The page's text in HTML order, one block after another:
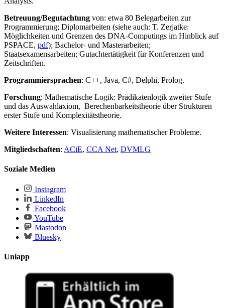
Betreuung/Begutachtung von: etwa 80 Belegarbeiten zur
Programmierung; Diplomarbeiten (siehe auch: T. Zerjatke:
Möglichkeiten und Grenzen des DNA-Computings im Hinblick auf
PSPACE, pdf); Bachelor- und Masterarbeiten;
Staatsexamensarbeiten; Gutachtertätigkeit für Konferenzen und
Zeitschriften.
Programmiersprachen: C++, Java, C#, Delphi, Prolog.
Forschung: Mathematische Logik: Prädikatenlogik zweiter Stufe
und das Auswahlaxiom, Berechenbarkeitstheorie über Strukturen
erster Stufe und Komplexitätstheorie.
Weitere Interessen: Visualisierung mathematischer Probleme.
Mitgliedschaften: ACiE, CCA Net, DVMLG
Soziale Medien
Instagram
LinkedIn
Facebook
YouTube
Mastodon
Bluesky
Uniapp